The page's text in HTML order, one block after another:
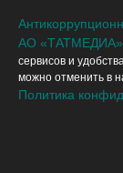
АО «ТАТМЕДИА»
сервисов и
можно отменить в
Политика